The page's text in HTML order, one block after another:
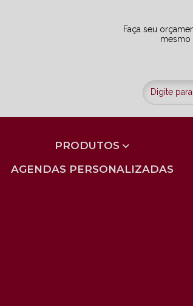
Faça seu
mesmo
PRODUTOS
AGENDAS PERSONALIZADAS